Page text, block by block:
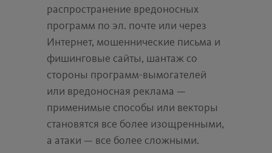
распространение вредоносных
программ по эл. почте или через
Интернет, мошеннические письма и
фишинговые сайты, шантаж со
стороны программ-вымогателей
или вредоносная реклама —
применимые способы или векторы
становятся все более изощренными,
а атаки — все более сложными.